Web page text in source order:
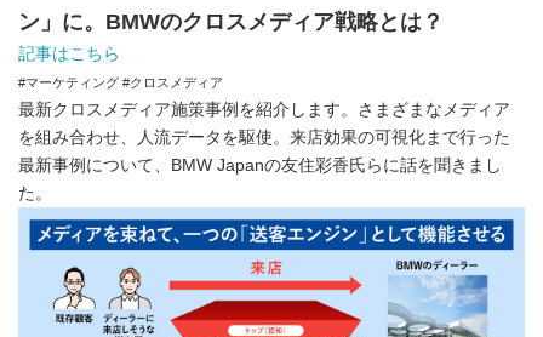
ン」に。BMWのクロスメディア戦略とは？
記事はこちら
#マーケティング #クロスメディア
最新クロスメディア施策事例を紹介します。さまざまなメディア
を組み合わせ、人流データを駆使。来店効果の可視化まで行った
最新事例について、BMW Japanの友住彩香氏らに話を聞きまし
た。